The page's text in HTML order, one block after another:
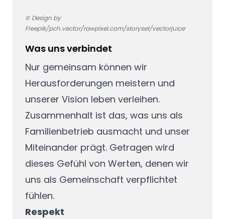
© Design by
Freepik/pch.vector/rawpixel.com/storyset/vectorjuice
Was uns verbindet
Nur gemeinsam können wir
Herausforderungen meistern und
unserer Vision leben verleihen.
Zusammenhalt ist das, was uns als
Familienbetrieb ausmacht und unser
Miteinander prägt. Getragen wird
dieses Gefühl von Werten, denen wir
uns als Gemeinschaft verpflichtet
fühlen.
Respekt